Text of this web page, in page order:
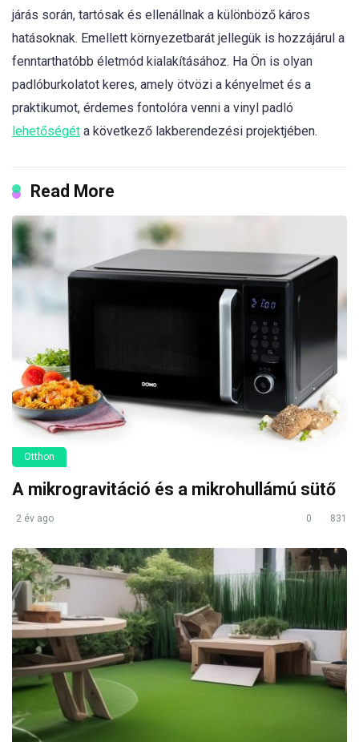
járás során, tartósak és ellenállnak a különböző káros
hatásoknak. Emellett környezetbarát jellegük is hozzájárul a
fenntarthatóbb életmód kialakításához. Ha Ön is olyan
padlóburkolatot keres, amely ötvözi a kényelmet és a
praktikumot, érdemes fontolóra venni a vinyl padló
lehetőségét a következő lakberendezési projektjében.
Read More
Otthon
A mikrogravitáció és a mikrohullámú sütő
2 év ago 0 831